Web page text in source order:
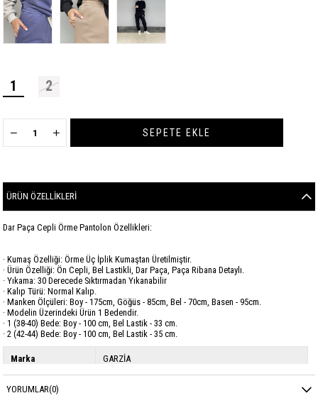
1 2
ÜRÜN ÖZELLIKLERI
Dar Paça Cepli Örme Pantolon Özellikleri:
· Kumaş Özelliği: Örme Üç İplik Kumaştan Üretilmiştir.
· Ürün Özelliği: Ön Cepli, Bel Lastikli, Dar Paça, Paça Ribana Detaylı.
· Yıkama: 30 Derecede Sıktırmadan Yıkanabilir
· Kalıp Türü: Normal Kalıp.
· Manken Ölçüleri: Boy - 175cm, Göğüs - 85cm, Bel - 70cm, Basen - 95cm.
· Modelin Üzerindeki Ürün 1 Bedendir.
· 1 (38-40) Bede: Boy - 100 cm, Bel Lastik - 33 cm.
· 2 (42-44) Bede: Boy - 100 cm, Bel Lastik - 35 cm.
Marka GARZİA
YORUMLAR(0)